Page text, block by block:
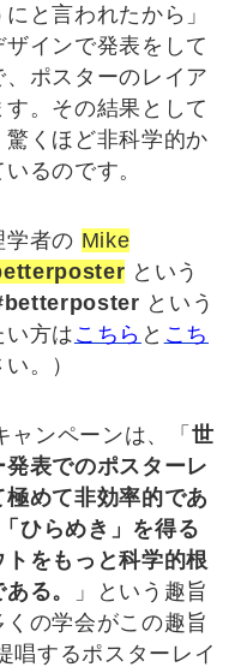
と言われたから」
ザインで発表をして
ポスターのレイア
。その結果として
くほど非科学的か
るのです。
学者の Mike
という
という
い方は こちら と こち
。）
ャンペーンは、「 世
表でのポスターレ
めて非効率的であ
ひらめき」を得る
をもっと科学的根
る。
」という趣旨
の学会がこの趣旨
唱するポスターレイ